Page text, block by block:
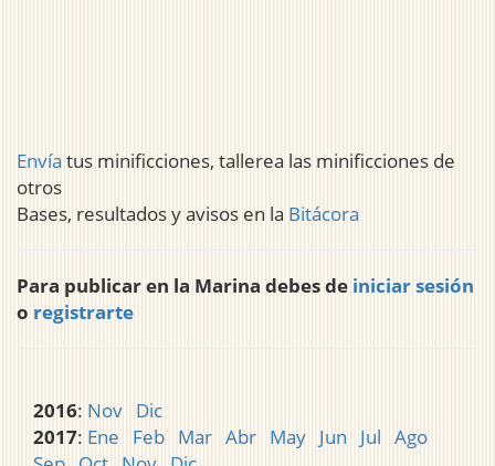
Envía tus minificciones, tallerea las minificciones de
otros
Bases, resultados y avisos en la Bitácora
Para publicar en la Marina debes de iniciar sesión
o registrarte
2016: Nov Dic
2017: Ene Feb Mar Abr May Jun Jul Ago